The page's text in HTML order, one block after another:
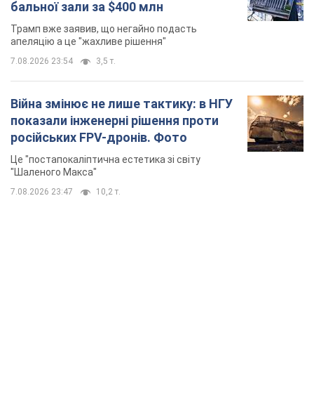
бальної зали за $400 млн
Трамп вже заявив, що негайно подасть
апеляцію а це "жахливе рішення"
7.08.2026 23:54 3,5 т.
Війна змінює не лише тактику: в НГУ
показали інженерні рішення проти
російських FPV-дронів. Фото
Це "постапокаліптична естетика зі світу
"Шаленого Макса"
7.08.2026 23:47 10,2 т.